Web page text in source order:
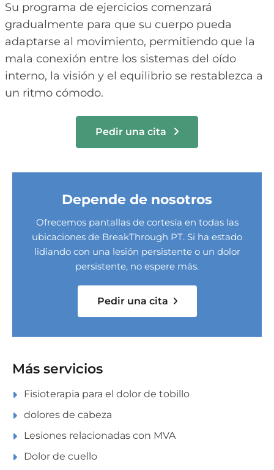
Su programa de ejercicios comenzará
gradualmente para que su cuerpo pueda
adaptarse al movimiento, permitiendo que la
mala conexión entre los sistemas del oído
interno, la visión y el equilibrio se restablezca a
un ritmo cómodo.
Pedir una cita
Depende de nosotros
Ofrecemos pantallas de cortesía en todas las
ubicaciones de BreakThrough PT. Si ha estado
lidiando con una lesión persistente o un dolor
persistente, no espere más.
Pedir una cita
Más servicios
Fisioterapia para el dolor de tobillo
dolores de cabeza
Lesiones relacionadas con MVA
Dolor de cuello